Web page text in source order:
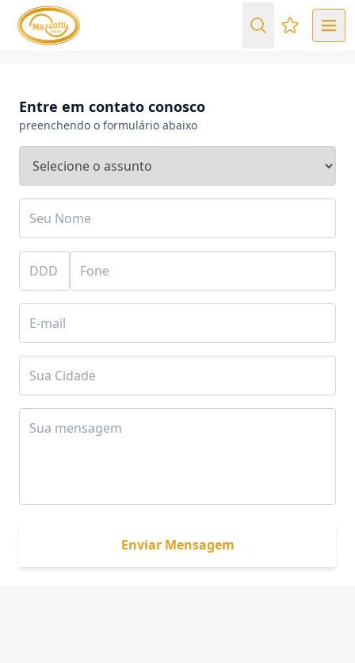
Favoritos
Entre em contato conosco
preenchendo o formulário abaixo
Enviar Mensagem